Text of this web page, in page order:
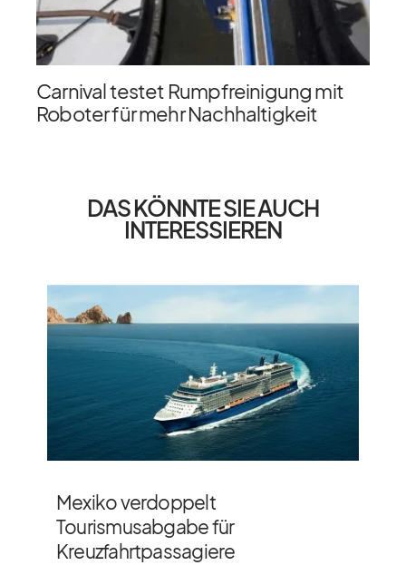
Carnival testet Rumpfreinigung mit
Roboter für mehr Nachhaltigkeit
DAS KÖNNTE SIE AUCH
INTERESSIEREN
Mexiko verdoppelt
Tourismusabgabe für
Kreuzfahrtpassagiere